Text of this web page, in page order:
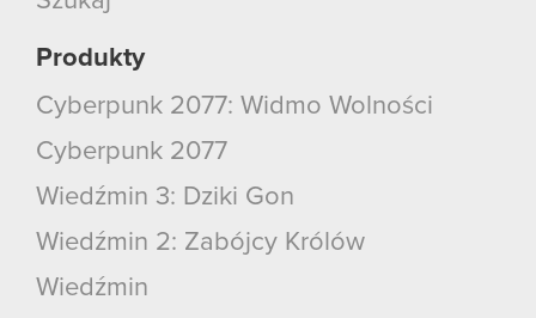
Produkty
Cyberpunk 2077: Widmo Wolności
Cyberpunk 2077
Wiedźmin 3: Dziki Gon
Wiedźmin 2: Zabójcy Królów
Wiedźmin